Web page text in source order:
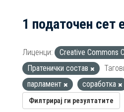
1 податочен сет
Лиценци: Creative Commons
Пратенички состав
парламент
соработка
Филтрирај ги резултатите